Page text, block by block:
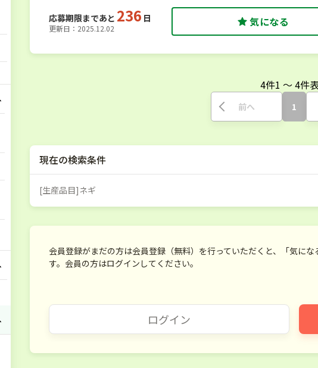
応募期限まであと 236 日
更新日：2025.12.02 気になる
4件1 〜4件
前へ 1
現在の検索条件
[生産品目]ネギ
会員登録がまだの方は会員登録（無料）を行っていただくと、「気に
す。会員の方はログインしてください。
ログイン